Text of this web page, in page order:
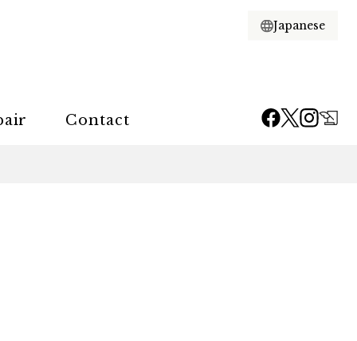
Contact